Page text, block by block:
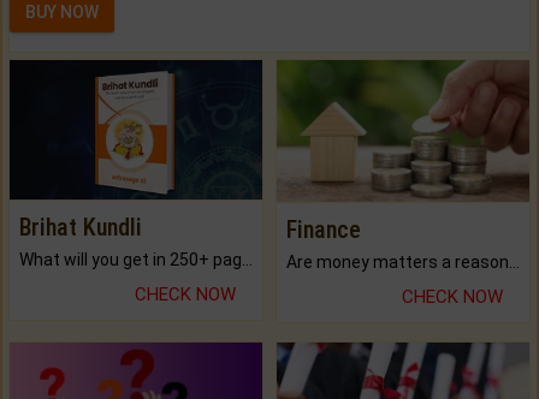
BUY NOW
Brihat Kundli
CHECK NOW
Finance
CHECK NOW